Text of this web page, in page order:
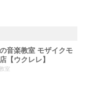
音楽教室 モザイクモ
【ウクレレ】
室